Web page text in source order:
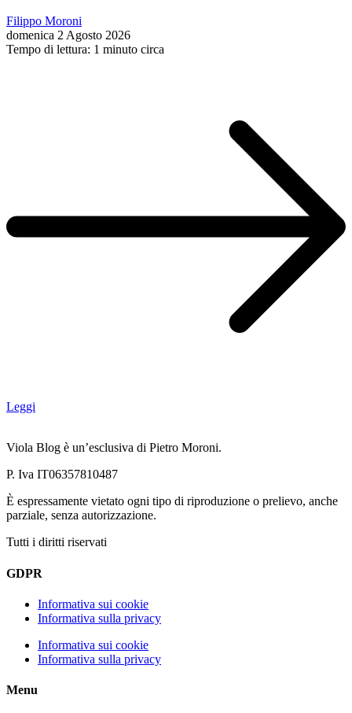
Filippo Moroni
domenica 2 Agosto 2026
Tempo di lettura: 1 minuto circa
Leggi
Viola Blog è un’esclusiva di Pietro Moroni.
P. Iva IT06357810487
È espressamente vietato ogni tipo di riproduzione o prelievo, anche
parziale, senza autorizzazione.
Tutti i diritti riservati
GDPR
Informativa sui cookie
Informativa sulla privacy
Informativa sui cookie
Informativa sulla privacy
Menu